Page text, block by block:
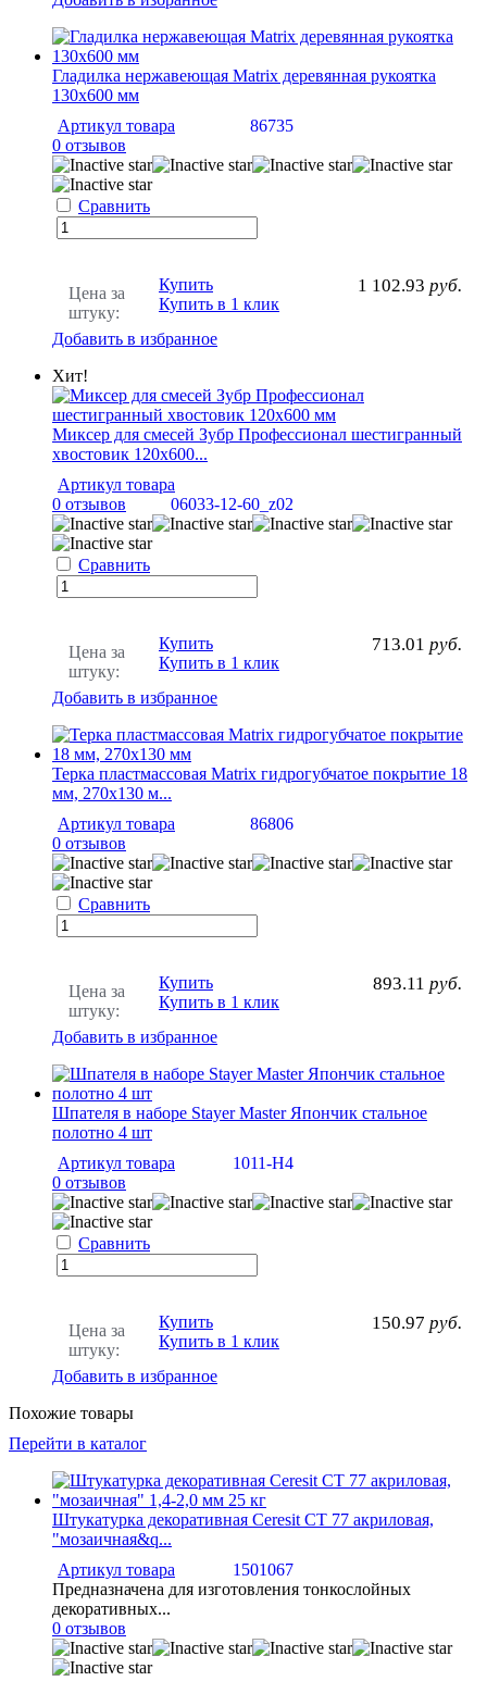
Гладилка нержавеющая Matrix деревянная рукоятка
130х600 мм
Артикул товара
86735
0 отзывов
Сравнить
Цена за
штуку:
1 102.93 руб.
Купить
Купить в 1 клик
Добавить в избранное
Хит!
Миксер для смесей Зубр Профессионал шестигранный
хвостовик 120х600...
Артикул товара
06033-12-60_z02
0 отзывов
Сравнить
Цена за
штуку:
713.01 руб.
Купить
Купить в 1 клик
Добавить в избранное
Терка пластмассовая Matrix гидрогубчатое покрытие 18
мм, 270х130 м...
Артикул товара
86806
0 отзывов
Сравнить
Цена за
штуку:
893.11 руб.
Купить
Купить в 1 клик
Добавить в избранное
Шпателя в наборе Stayer Master Япончик стальное
полотно 4 шт
Артикул товара
1011-H4
0 отзывов
Сравнить
Цена за
штуку:
150.97 руб.
Купить
Купить в 1 клик
Добавить в избранное
Похожие товары
Перейти в каталог
Штукатурка декоративная Ceresit CT 77 акриловая,
"мозаичная&q...
Артикул товара
1501067
Предназначена для изготовления тонкослойных
декоративных...
0 отзывов